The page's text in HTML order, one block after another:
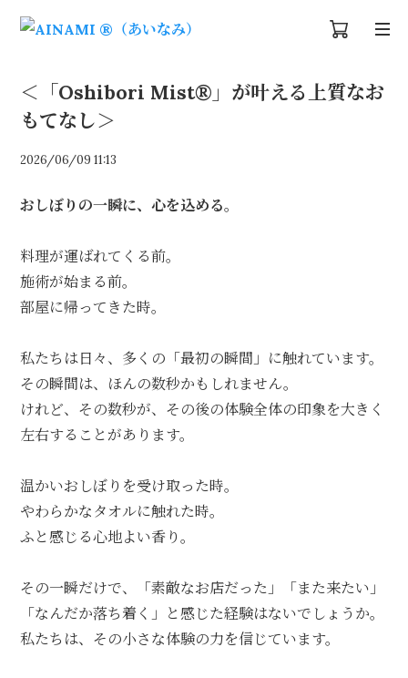
＜「Oshibori Mist®︎」が叶える上質なお
もてなし＞
2026/06/09 11:13
おしぼりの一瞬に、心を込める。
料理が運ばれてくる前。
施術が始まる前。
部屋に帰ってきた時。
私たちは日々、多くの「最初の瞬間」に触れています。
その瞬間は、ほんの数秒かもしれません。
けれど、その数秒が、その後の体験全体の印象を大きく
左右することがあります。
温かいおしぼりを受け取った時。
やわらかなタオルに触れた時。
ふと感じる心地よい香り。
その一瞬だけで、「素敵なお店だった」「また来たい」
「なんだか落ち着く」と感じた経験はないでしょうか。
私たちは、その小さな体験の力を信じています。